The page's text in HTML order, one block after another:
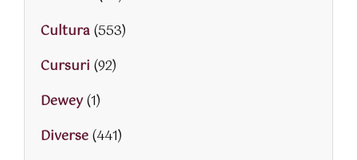
Cultura(553)
Cursuri (92)
Dewey(1)
Diverse(441)